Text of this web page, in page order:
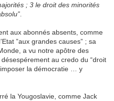
; 3 le droit des minorités
aux abonnés absents, comme
”aux grandes causes” ; sa
a vu notre apôtre des
au credo du “droit
la démocratie … y
la Yougoslavie, comme Jack